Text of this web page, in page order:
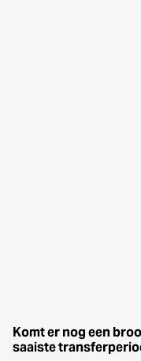
Komt er nog een
saaiste